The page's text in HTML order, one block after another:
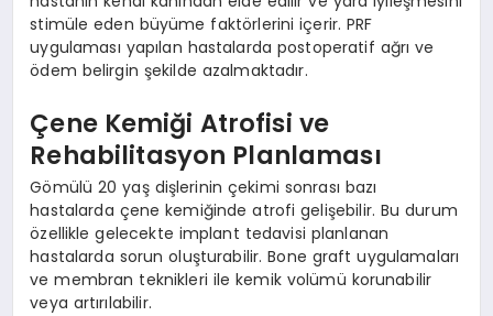
stimüle eden büyüme faktörlerini içerir. PRF
uygulaması yapılan hastalarda postoperatif ağrı ve
ödem belirgin şekilde azalmaktadır.
Çene Kemiği Atrofisi ve
Rehabilitasyon Planlaması
Gömülü 20 yaş dişlerinin çekimi sonrası bazı
hastalarda çene kemiğinde atrofi gelişebilir. Bu durum
özellikle gelecekte implant tedavisi planlanan
hastalarda sorun oluşturabilir. Bone graft uygulamaları
ve membran teknikleri ile kemik volümü korunabilir
veya artırılabilir.